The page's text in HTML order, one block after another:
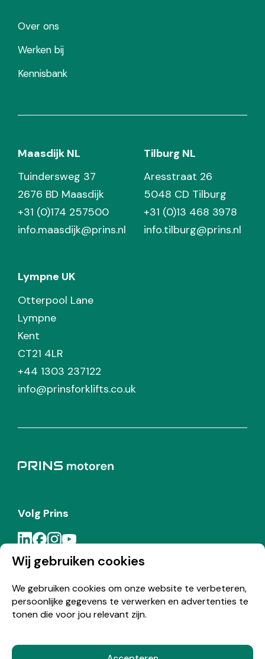
Wij gebruiken cookies
We gebruiken cookies om onze website te verbeteren,
persoonlijke gegevens te verwerken en advertenties te
tonen die voor jou relevant zijn.
Over ons
Werken bij
Kennisbank
Maasdijk NL
Tuindersweg 37
2676 BD Maasdijk
+31 (0)174 257500
info.maasdijk@prins.nl
Tilburg NL
Aresstraat 26
5048 CD Tilburg
+31 (0)13 468 3978
info.tilburg@prins.nl
Lympne UK
Otterpool Lane
Lympne
Kent
CT21 4LR
+44 1303 237122
info@prinsforklifts.co.uk
Volg Prins
Meld je aan voor de Prins nieuwsbrief